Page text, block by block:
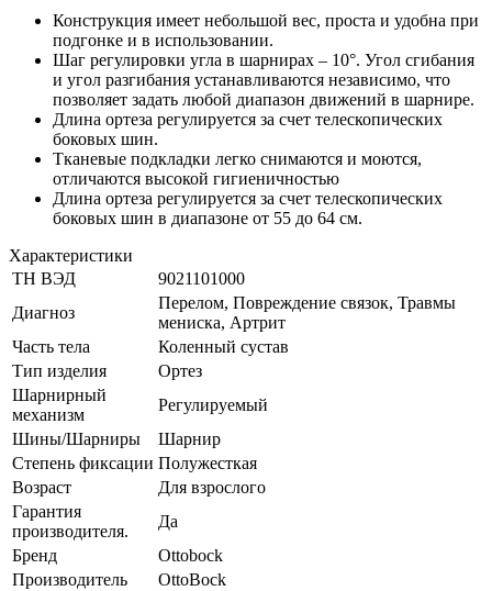
Конструкция имеет небольшой вес, проста и удобна при
подгонке и в использовании.
Шаг регулировки угла в шарнирах – 10°. Угол сгибания
и угол разгибания устанавливаются независимо, что
позволяет задать любой диапазон движений в шарнире.
Длина ортеза регулируется за счет телескопических
боковых шин.
Тканевые подкладки легко снимаются и моются,
отличаются высокой гигиеничностью
Длина ортеза регулируется за счет телескопических
боковых шин в диапазоне от 55 до 64 см.
Характеристики
ТН ВЭД
9021101000
Диагноз
Перелом, Повреждение связок, Травмы
мениска, Артрит
Часть тела
Коленный сустав
Тип изделия
Ортез
Шарнирный
механизм
Регулируемый
Шины/Шарниры
Шарнир
Степень фиксации Полужесткая
Возраст
Для взрослого
Гарантия
производителя.
Да
Бренд
Ottobock
Производитель
OttoBock